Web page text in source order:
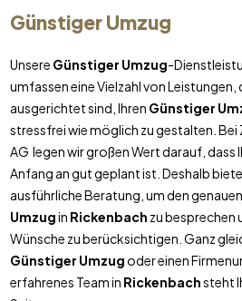
Günstiger Umzug
Unsere Günstiger Umzug-
umfassen eine Vielzahl von Leistungen,
ausgerichtet sind, Ihren Günstiger
stressfrei wie möglich zu gestalten. Bei
AG legen wir großen Wert darauf, dass
Anfang an gut geplant ist. Deshalb
ausführliche Beratung, um den
Umzugin Rickenbach zu besprechen
Wünsche zu berücksichtigen. Ganz
Günstiger Umzugoder einen
erfahrenes Team in Rickenbachsteht